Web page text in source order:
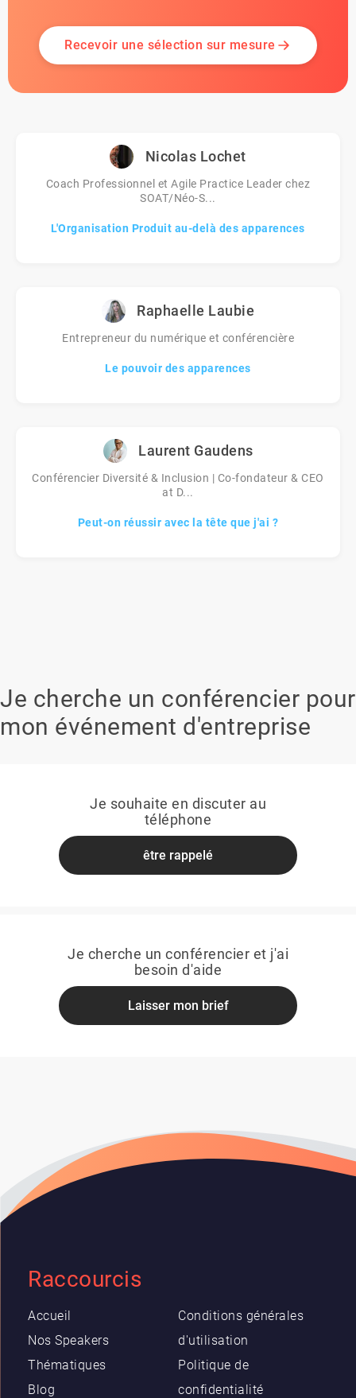
Recevoir une sélection sur mesure
Nicolas Lochet
Coach Professionnel et Agile Practice Leader chez
SOAT/Néo-S...
L'Organisation Produit au-delà des apparences
Raphaelle Laubie
Entrepreneur du numérique et conférencière
Le pouvoir des apparences
Laurent Gaudens
Conférencier Diversité & Inclusion | Co-fondateur & CEO
at D...
Peut-on réussir avec la tête que j'ai ?
Je cherche un conférencier pour
mon événement d'entreprise
Je souhaite en discuter au
téléphone
être rappelé
Je cherche un conférencier et j'ai
besoin d'aide
Laisser mon brief
Raccourcis
Accueil
Nos Speakers
Thématiques
Blog
Conditions générales
d'utilisation
Politique de
confidentialité